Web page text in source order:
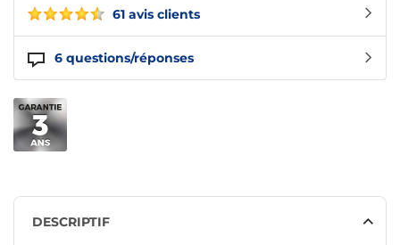
61 avis clients
6 questions/réponses
DESCRIPTIF